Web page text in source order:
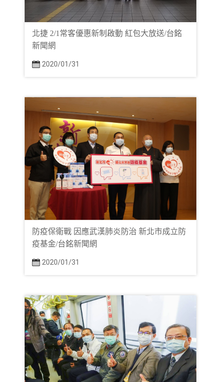
北捷 2/1常客優惠新制啟動 紅包大放送/台銘
新聞網
2020/01/31
防疫保衛戰 因應武漢肺炎防治 新北市成立防
疫基金/台銘新聞網
2020/01/31